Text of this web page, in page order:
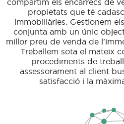
compartim els encàrrecs de
propietats que té
immobiliàries. Gestionem
conjunta amb un únic
millor preu de venda de
Treballem sota el mateix
procediments de
assessorament al client
satisfacció i la